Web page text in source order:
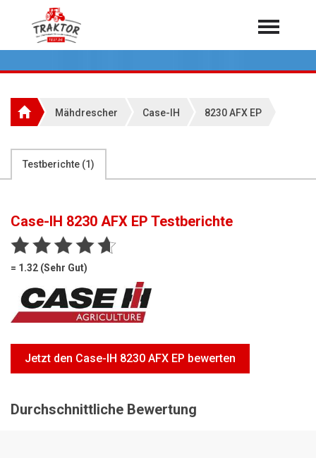
Home
Rundballenpressen
Teleskoplader
Rasentraktoren
Motorsägen
Freischneider
Über 7.000 Testberichte
Mähdrescher Case-IH 8230 AFX EP
Testberichte (1)
Case-IH 8230 AFX EP Testberichte
= 1.32 (Sehr Gut)
Jetzt den Case-IH 8230 AFX EP bewerten
Durchschnittliche Bewertung